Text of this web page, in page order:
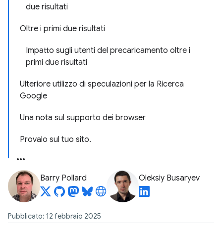
due risultati
Oltre i primi due risultati
Impatto sugli utenti del precaricamento oltre i
primi due risultati
Ulteriore utilizzo di speculazioni per la Ricerca
Google
Una nota sul supporto dei browser
Provalo sul tuo sito.
Barry Pollard Oleksiy Busaryev
Pubblicato: 12 febbraio 2025